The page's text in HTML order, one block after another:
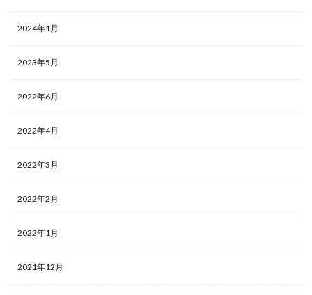
2024年1月
2023年5月
2022年6月
2022年4月
2022年3月
2022年2月
2022年1月
2021年12月